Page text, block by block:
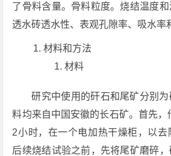
了骨料含量。骨料粒度。烧结温度
透水砖透水性、表观孔隙率、吸水率
材料和方法
材料
研究中使用的矸石和尾矿分别
料均来自中国安徽的长石矿。首先
2小时，在一个电加热干燥柜，以
后续烧结试验之前，先将尾矿磨碎，